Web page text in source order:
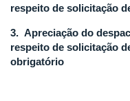
respeito de solicitação
3. Apreciação do
respeito de solicitação
obrigatório